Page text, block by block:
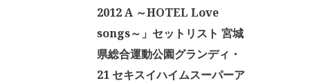
2012 A ～HOTEL Love
songs～」セットリスト 宮城
県総合運動公園グランディ・
21 セキスイハイムスーパーア